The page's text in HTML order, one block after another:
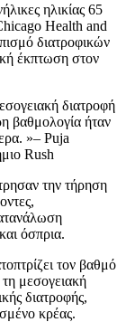
ηλικίας 65
Health and
διατροφικών
έκπτωση στον
διατροφή
βαθμολογία ήταν
– Puja
Rush
την τήρηση
όσπρια.
τον βαθμό
μεσογειακή
διατροφής,
κρέας.